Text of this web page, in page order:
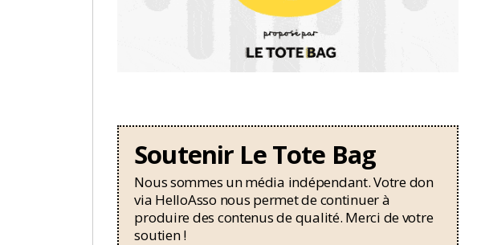
Soutenir Le Tote Bag
Nous sommes un média indépendant. Votre don
via HelloAsso nous permet de continuer à
produire des contenus de qualité. Merci de votre
soutien !